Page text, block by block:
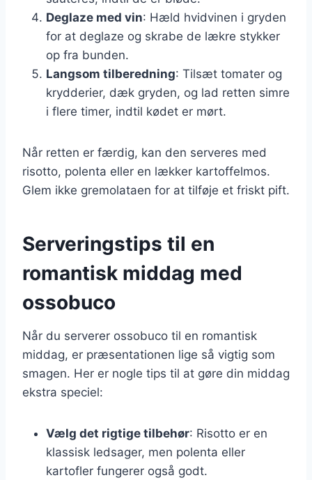
Deglaze med vin: Hæld hvidvinen i gryden
for at deglaze og skrabe de lækre stykker
op fra bunden.
Langsom tilberedning: Tilsæt tomater og
krydderier, dæk gryden, og lad retten simre
i flere timer, indtil kødet er mørt.
Når retten er færdig, kan den serveres med
risotto, polenta eller en lækker kartoffelmos.
Glem ikke gremolataen for at tilføje et friskt pift.
Serveringstips til en
romantisk middag med
ossobuco
Når du serverer ossobuco til en romantisk
middag, er præsentationen lige så vigtig som
smagen. Her er nogle tips til at gøre din middag
ekstra speciel:
Vælg det rigtige tilbehør: Risotto er en
klassisk ledsager, men polenta eller
kartofler fungerer også godt.